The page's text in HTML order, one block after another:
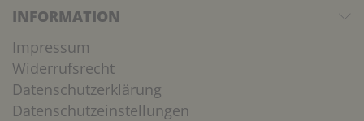
INFORMATION
Impressum
Widerrufsrecht
Datenschutzerklärung
Datenschutzeinstellungen